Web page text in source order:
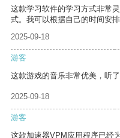
这款学习软件的学习方式非常
式。我可以根据自己的时间安排
2025-09-18
游客
这款游戏的音乐非常优美，听了
2025-09-18
游客
这款加速器VPM应用程序已经